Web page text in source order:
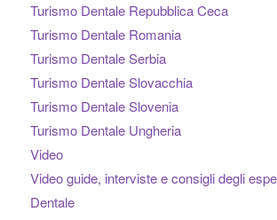
Turismo Dentale Repubblica Ceca
Turismo Dentale Romania
Turismo Dentale Serbia
Turismo Dentale Slovacchia
Turismo Dentale Slovenia
Turismo Dentale Ungheria
Video
Video guide, interviste e consigli degli
Dentale